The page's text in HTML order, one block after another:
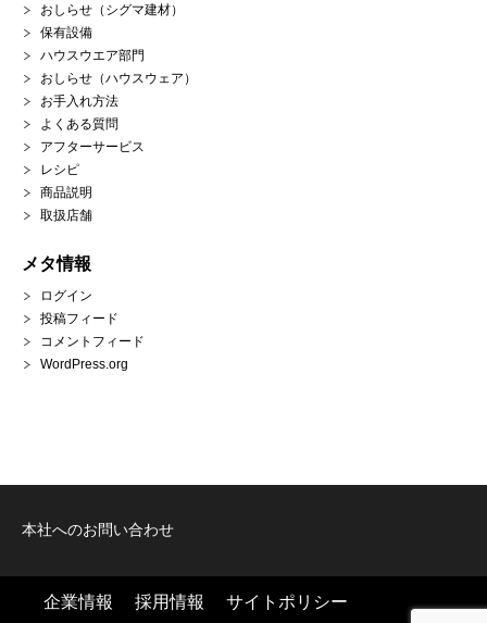
おしらせ（シグマ建材）
保有設備
ハウスウエア部門
おしらせ（ハウスウェア）
お手入れ方法
よくある質問
アフターサービス
レシピ
商品説明
取扱店舗
メタ情報
ログイン
投稿フィード
コメントフィード
WordPress.org
本社へのお問い合わせ
企業情報 採用情報 サイトポリシー